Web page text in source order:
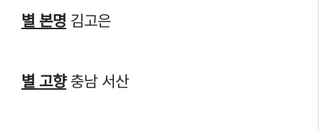
별 본명 김고은
별 고향충남 서산